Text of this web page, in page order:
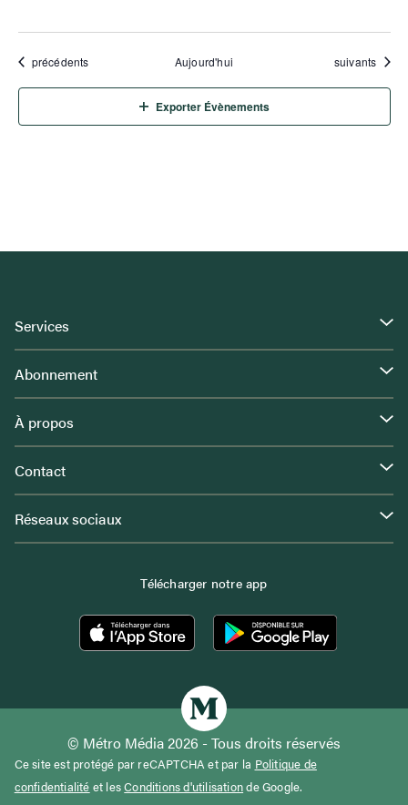
Évènements
précédents Aujourd'hui Évènements
suivants
Exporter Évènements
Services
Abonnement
À propos
Contact
Réseaux sociaux
Télécharger notre app
© Métro Média 2026 - Tous droits réservés
Ce site est protégé par reCAPTCHA et par la Politique de
confidentialité et lesConditions d'utilisationde Google.